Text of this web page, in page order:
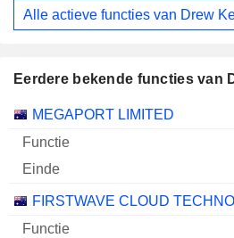
Alle actieve functies van Drew
Eerdere bekende functies van
Bedrijven Functie Einde
MEGAPORT LIMITED
FIRSTWAVE CLOUD